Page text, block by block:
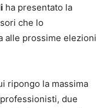
ha presentato la
che lo
alle prossime elezioni
ripongo la massima
due